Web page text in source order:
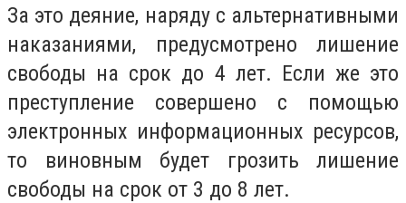
За это деяние, наряду с альтернативными
наказаниями, предусмотрено лишение
свободы на срок до 4 лет. Если же это
преступление совершено с помощью
электронных информационных ресурсов,
то виновным будет грозить лишение
свободы на срок от 3 до 8 лет.